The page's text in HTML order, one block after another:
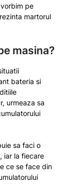
pe
martorul
masina?
bateria si
urmeaza sa
sa faci o
iar la fiecare
ce se face din